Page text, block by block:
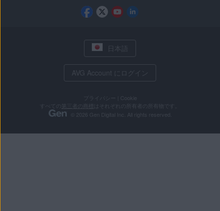
日本語
AVG Account にログイン
プライバシー
Cookie
第三者の商標
はそれぞれの所有者の所有物です。
© 2026 Gen Digital Inc. All rights reserved.